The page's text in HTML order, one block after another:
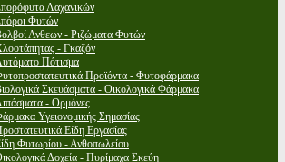
Λαχανικών
Φυτών
Ανθεων - Ριζώματα Φυτών
- Γκαζόν
Πότισμα
Προϊόντα - Φυτοφάρμακα
Σκευάσματα - Οικολογικά Φάρμακα
- Ορμόνες
Υγειονομικής Σημασίας
Είδη Εργασίας
Φυτωρίου - Ανθοπωλείου
Δοχεία - Πυρίμαχα Σκεύη